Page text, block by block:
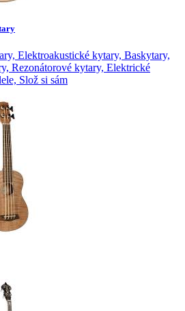
Elektroakustické kytary, Baskytary,
Rezonátorové kytary, Elektrické
Slož si sám